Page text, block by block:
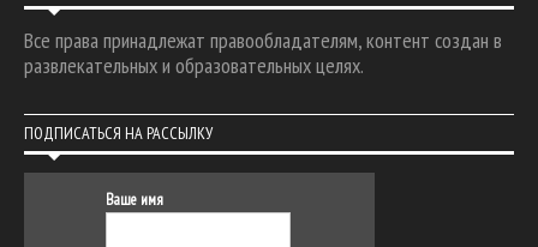
Все права принадлежат правообладателям, контент создан в
развлекательных и образовательных целях.
ПОДПИСАТЬСЯ НА РАССЫЛКУ
Ваше имя